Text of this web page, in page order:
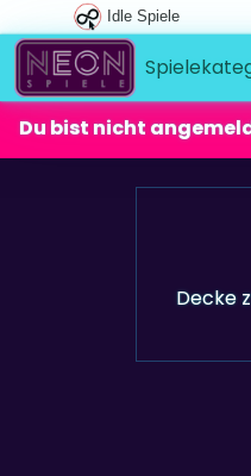
Idle Spiele
Du bist nicht
Decke